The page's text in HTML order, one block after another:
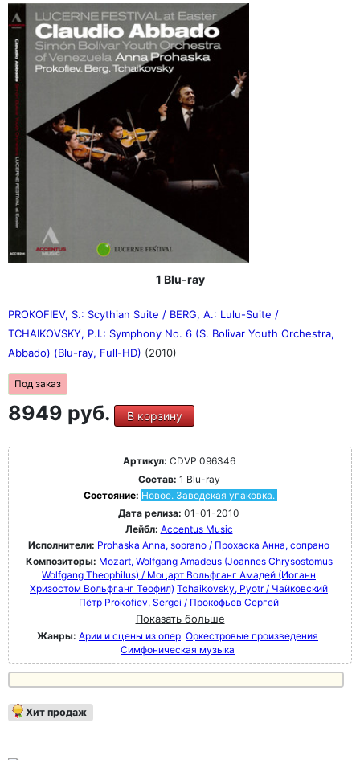
1 Blu-ray
PROKOFIEV, S.: Scythian Suite / BERG, A.: Lulu-Suite /
TCHAIKOVSKY, P.I.: Symphony No. 6 (S. Bolivar Youth Orchestra,
Abbado) (Blu-ray, Full-HD) (2010)
Под заказ
8949 руб. В корзину
Артикул: CDVP 096346
Состав: 1 Blu-ray
Состояние: Новое. Заводская упаковка.
Дата релиза: 01-01-2010
Лейбл: Accentus Music
Исполнители: Prohaska Anna, soprano / Прохаска Анна, сопрано
Композиторы: Mozart, Wolfgang Amadeus (Joannes Chrysostomus
Wolfgang Theophilus) / Моцарт Вольфганг Амадей (Иоганн
Хризостом Вольфганг Теофил) Tchaikovsky, Pyotr / Чайковский
Пётр Prokofiev, Sergei / Прокофьев Сергей
Показать больше
Жанры: Арии и сцены из опер Оркестровые произведения
Симфоническая музыка
Хит продаж